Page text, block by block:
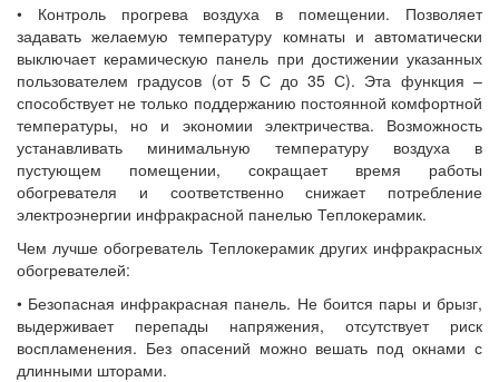
• Контроль прогрева воздуха в помещении. Позволяет
задавать желаемую температуру комнаты и автоматически
выключает керамическую панель при достижении указанных
пользователем градусов (от 5 С до 35 С). Эта функция –
способствует не только поддержанию постоянной комфортной
температуры, но и экономии электричества. Возможность
устанавливать минимальную температуру воздуха в
пустующем помещении, сокращает время работы
обогревателя и соответственно снижает потребление
электроэнергии инфракрасной панелью Теплокерамик.
Чем лучше обогреватель Теплокерамик других инфракрасных
обогревателей:
• Безопасная инфракрасная панель. Не боится пары и брызг,
выдерживает перепады напряжения, отсутствует риск
воспламенения. Без опасений можно вешать под окнами с
длинными шторами.